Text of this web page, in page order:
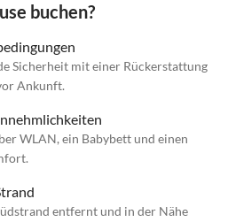
buchen?
Sicherheit mit einer Rückerstattung
Ankunft.
WLAN, ein Babybett und einen
entfernt und in der Nähe